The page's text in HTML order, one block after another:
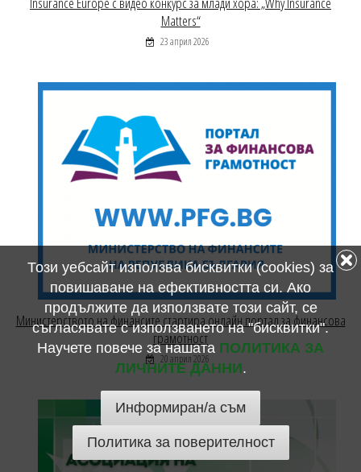
Matters“
23 април 2026
Министерството на финансите стартира онлайн портал за финансова
грамотност
20 април 2026
Този уебсайт използва бисквитки (cookies) за
повишаване на ефективността си. Ако
продължите да използвате този сайт, се
съгласявате с използването на "бисквитки".
Научете повече за нашата ПОЛИТИКА ЗА
ЛИЧНИТЕ ДАННИ.
Информиран/а съм
Политика за поверителност